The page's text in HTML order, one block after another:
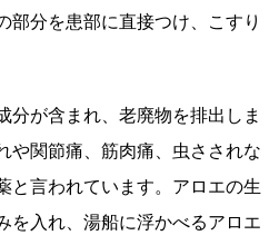
部分を患部に直接つけ、こすり
分が含まれ、老廃物を排出しま
や関節痛、筋肉痛、虫さされな
と言われています。アロエの生
を入れ、湯船に浮かべるアロエ